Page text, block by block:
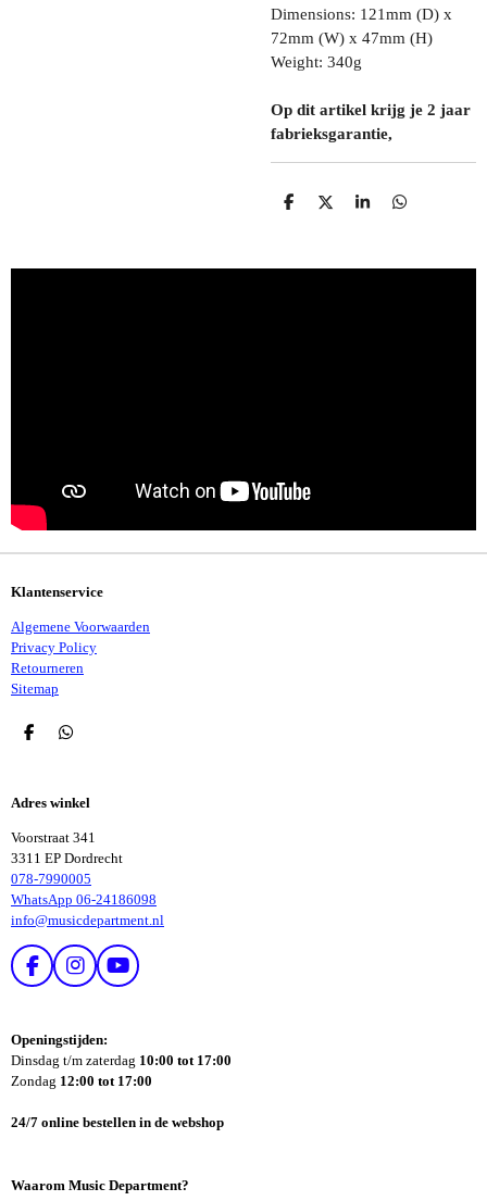
Dimensions: 121mm (D) x
72mm (W) x 47mm (H)
Weight: 340g
Op dit artikel krijg je 2 jaar
fabrieksgarantie,
D
N
D
S
E
D
N
Klantenservice
Algemene Voorwaarden
Privacy Policy
Retourneren
Sitemap
D
N
D
N
Adres winkel
Voorstraat 341
3311 EP Dordrecht
078-7990005
WhatsApp 06-24186098
info@musicdepartment.nl
F
B
O
I
T
A
R
M
Y
U
E
Openingstijden:
Dinsdag t/m zaterdag 10:00 tot 17:00
Zondag 12:00 tot 17:00
24/7 online bestellen in de webshop
Waarom Music Department?